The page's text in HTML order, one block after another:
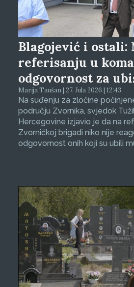
Blagojević i ostali:
referisanju u
odgovornost za
Marija Taušan | 27. Jula 2026 | 12:43
Na suđenju za zločine
području Zvornika, svjedok
Hercegovine izjavio je da na
Zvorničkoj brigadi niko nije
odgovornost onih koji su ubili